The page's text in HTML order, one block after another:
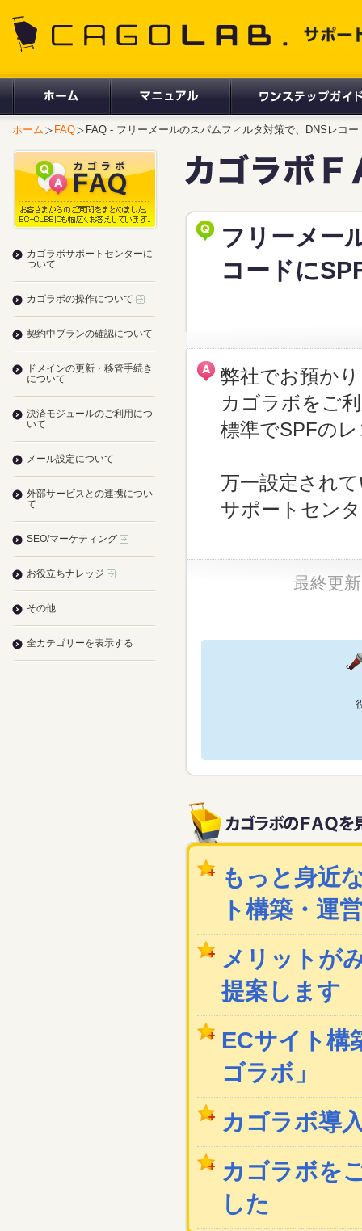
ホーム FAQ FAQ - フリーメールのスパムフィルタ対策で、DNSレコ
フリーメー
コードに
弊社でお預か
カゴラボをご
標準でSPFの
万一設定され
サポートセン
最終更
もっと身近
ト構築・運
メリットが
提案します
ECサイト構
ゴラボ」
カゴラボ導
カゴラボを
した
カゴラボサポートセンターに
ついて
カゴラボの操作について
契約中プランの確認について
ドメインの更新・移管手続き
について
決済モジュールのご利用につ
いて
メール設定について
外部サービスとの連携につい
て
SEO/マーケティング
お役立ちナレッジ
その他
全カテゴリーを表示する